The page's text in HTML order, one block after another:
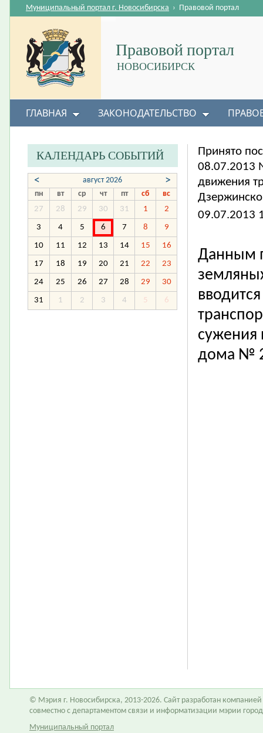
Правовой портал
НОВОСИБИРСК
Муниципальный портал г. Новосибирска › Правовой портал
ГЛАВНАЯ ЗАКОНОДАТЕЛЬСТВО
Принято
08.07.2013
движения
09.07.2013
Данным
сужения
дома №
КАЛЕНДАРЬ СОБЫТИЙ
< август 2026 >
пн вт ср чт пт сб
вс
27
28 29 30 31 1 2
3 4 5 6 7 8 9
10 11 12 13 14 15 16
17 18 19 20 21 22 23
24 25 26 27 28 29 30
31 1 2 3 4 5 6
© Мэрия г. Новосибирска, 2013-2026. Сайт разработан компанией
совместно с департаментом связи и информатизации мэрии
Муниципальный портал